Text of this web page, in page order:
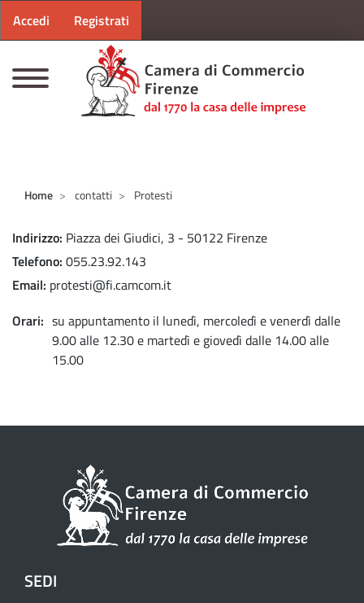
Menu profilo utente
Accedi Registrati
Home contatti Protesti
Indirizzo Piazza dei Giudici, 3 - 50122 Firenze
Telefono 055.23.92.143
Email protesti@fi.camcom.it
Orari
su appuntamento il lunedì, mercoledì e venerdì dalle
9.00 alle 12.30 e martedì e giovedì dalle 14.00 alle
15.00
SEDI